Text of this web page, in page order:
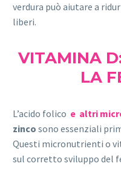
verdura può aiutare a
liberi.
VITAMINA
LA
L’acido folico e altri
zinco sono essenziali
Questi micronutrienti o
sul corretto sviluppo del